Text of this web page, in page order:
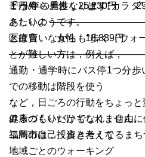
１か月 男性 25,230円
あたりの
医療費 女性 18,889円
千円/年の差となります。
どうやら「歩く」は，“カラダ
さしいようです。
とは言いながらも“歩く（ウォ
とが難しい方は，例えば，
通勤・通学時にバス停1つ分歩
での移動は階段を使う
など，日ごろの行動をちょっと
健康づくりだけでなく，自由
二鳥の自己投資
みるのもいいかもしれません。
福岡市は，「歩きたくなるま
地域ごとのウォ